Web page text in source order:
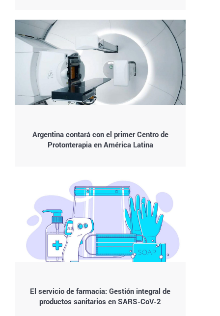
Argentina contará con el primer Centro de
Protonterapia en América Latina
El servicio de farmacia: Gestión integral de
productos sanitarios en SARS-CoV-2